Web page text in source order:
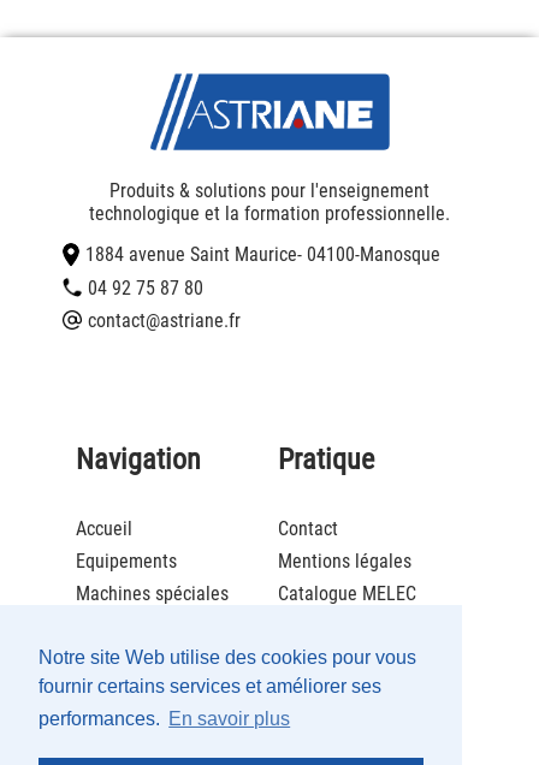
Notre site Web utilise des cookies pour vous
fournir certains services et améliorer ses
performances. En savoir plus
Produits & solutions pour l'enseignement
technologique et la formation professionnelle.
1884 avenue Saint Maurice- 04100-Manosque
04 92 75 87 80
contact@astriane.fr
Navigation
Accueil
Equipements
Machines spéciales
Société
Recrutement
Partenaires
Pratique
Contact
Mentions légales
Catalogue MELEC
Catalogue Maintenance